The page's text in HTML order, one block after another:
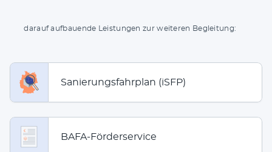
dar­auf auf­bau­en­de Leis­tun­gen zur wei­te­ren Begleitung:
Sanierungsfahrplan (iSFP)
BAFA-Förderservice